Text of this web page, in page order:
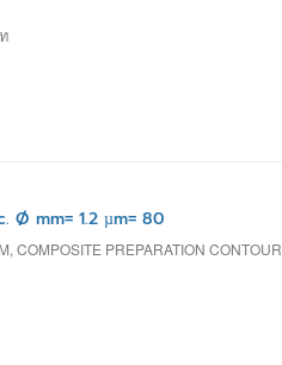
Ø mm= 1.2 µm= 80
COMPOSITE PREPARATION CONTOUR